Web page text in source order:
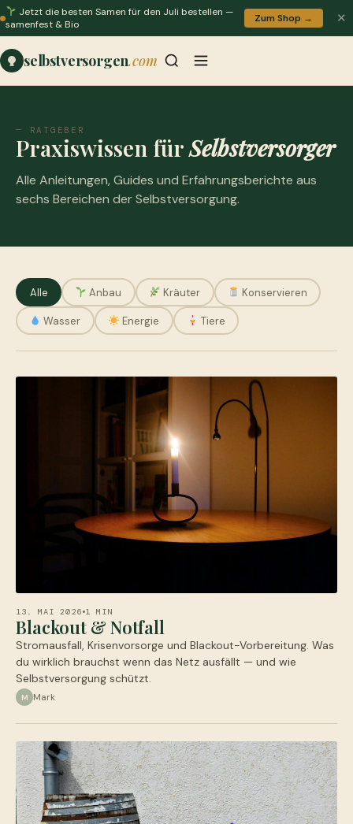
Jetzt die besten Samen für den Juli bestellen —
samenfest & Bio
Zum Shop → ✕
selbstversorgen.com
— RATGEBER
Praxiswissen fürSelbstversorger
Alle Anleitungen, Guides und Erfahrungsberichte aus
sechs Bereichen der Selbstversorgung.
Alle Anbau Kräuter Konservieren
Wasser Energie Tiere
13. MAI 2026 1 MIN
Blackout & Notfall
Stromausfall, Krisenvorsorge und Blackout-Vorbereitung. Was
du wirklich brauchst wenn das Netz ausfällt — und wie
Selbstversorgung schützt.
M Mark